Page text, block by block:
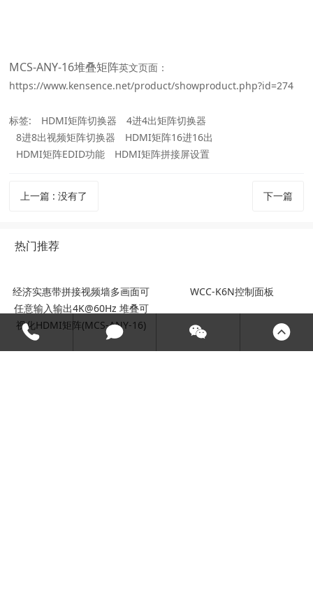
MCS-ANY-16堆叠矩阵英文页面：
https://www.kensence.net/product/showproduct.php?id=274
标签: HDMI矩阵切换器
4进4出矩阵切换器
8进8出视频矩阵切换器
HDMI矩阵16进16出
HDMI矩阵EDID功能
HDMI矩阵拼接屏设置
上一篇 :没有了 下一篇
热门推荐
经济实惠带拼接视频墙多画面可
任意输入输出4K@60Hz 堆叠可
视化HDMI矩阵(MCS-ANY-16)
WCC-K6N控制面板